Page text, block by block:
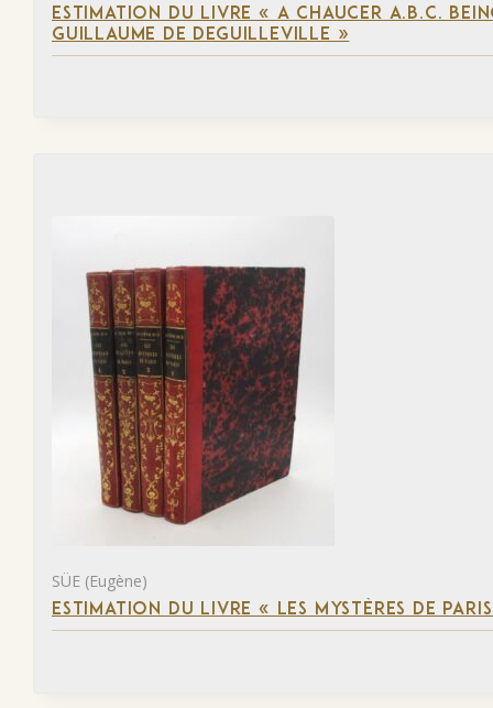
ESTIMATION DU LIVRE « A CHAUCER A.B.C.
GUILLAUME DE DEGUILLEVILLE »
SÜE (Eugène)
ESTIMATION DU LIVRE « LES MYSTÈRES DE